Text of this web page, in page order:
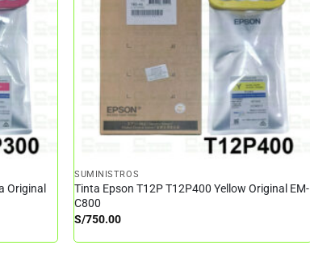
Original
SUMINISTROS
Tinta Epson T12P T12P400 Yellow Original EM-
C800
S/750.00